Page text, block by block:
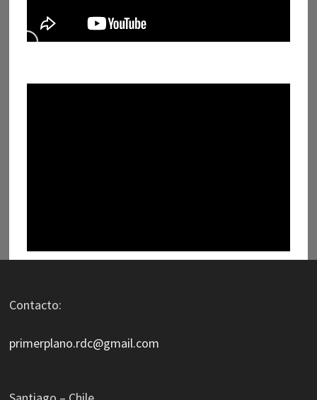
Contacto:
primerplano.rdc@gmail.com